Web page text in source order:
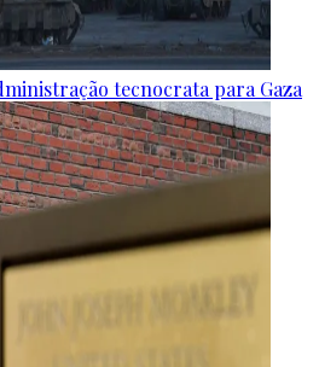
tecnocrata para Gaza